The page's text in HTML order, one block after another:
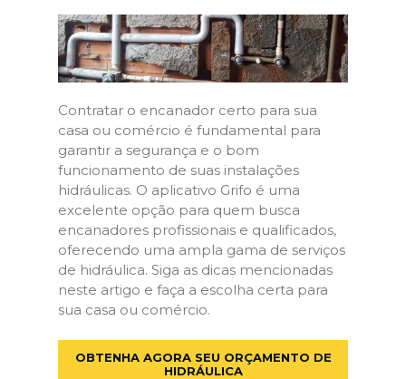
Contratar o encanador certo para sua
casa ou comércio é fundamental para
garantir a segurança e o bom
funcionamento de suas instalações
hidráulicas. O aplicativo Grifo é uma
excelente opção para quem busca
encanadores profissionais e qualificados,
oferecendo uma ampla gama de serviços
de hidráulica. Siga as dicas mencionadas
neste artigo e faça a escolha certa para
sua casa ou comércio.
OBTENHA AGORA SEU ORÇAMENTO DE
HIDRÁULICA